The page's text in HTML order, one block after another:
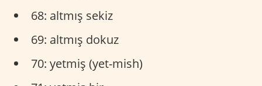
68: altmış sekiz
69: altmış dokuz
70: yetmiş (yet-mish)